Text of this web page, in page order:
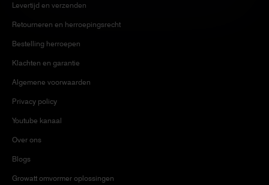
Levertijd en verzenden
Retourneren en herroepingsrecht
Bestelling herroepen
Klachten en garantie
Algemene voorwaarden
Privacy policy
Youtube kanaal
Over ons
Blogs
Growatt omvormer oplossingen